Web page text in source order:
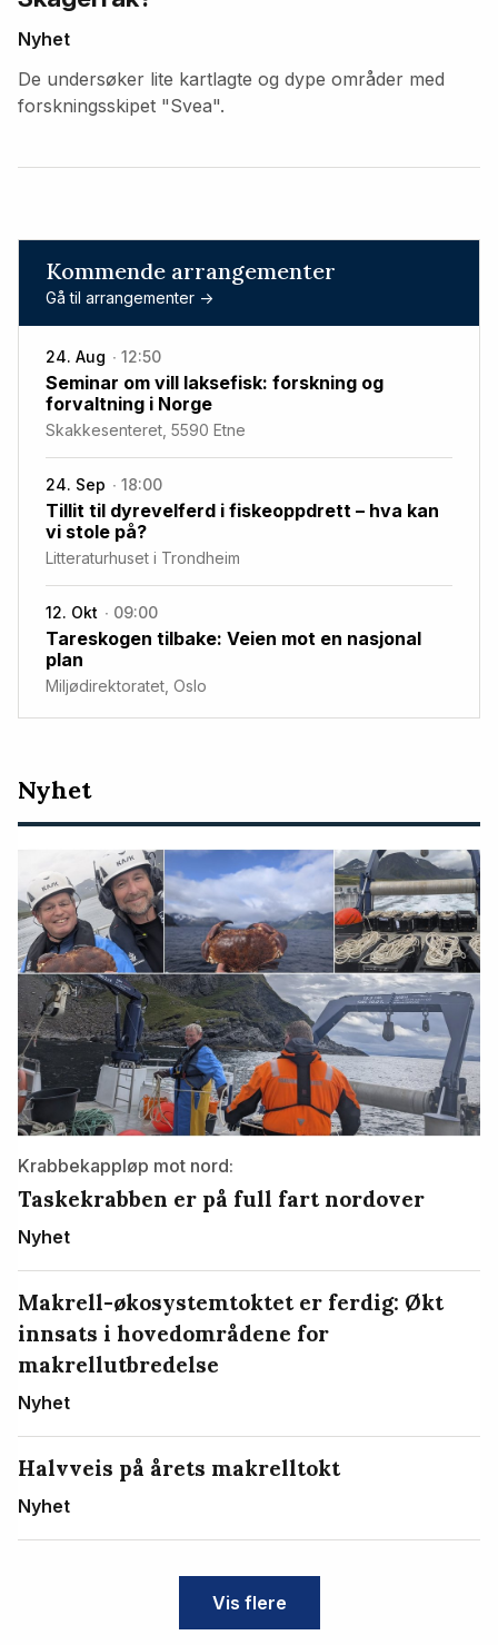
Nyhet
De undersøker lite kartlagte og dype områder med
forskningsskipet "Svea".
Kommende arrangementer
Gå til arrangementer ->
24. Aug 12:50
Seminar om vill laksefisk: forskning og
forvaltning i Norge
Skakkesenteret, 5590 Etne
24. Sep 18:00
Tillit til dyrevelferd i fiskeoppdrett – hva kan
vi stole på?
Litteraturhuset i Trondheim
12. Okt 09:00
Tareskogen tilbake: Veien mot en nasjonal
plan
Miljødirektoratet, Oslo
Nyeste
artikler
Nyhet
Krabbekappløp mot nord:
Taskekrabben er på full fart nordover
Nyhet
Makrell-økosystemtoktet er ferdig: Økt
innsats i hovedområdene for
makrellutbredelse
Nyhet
Halvveis på årets makrelltokt
Nyhet
Vis flere